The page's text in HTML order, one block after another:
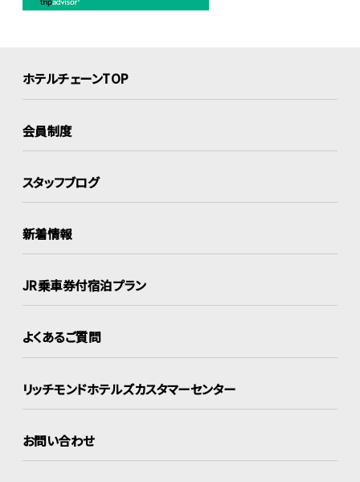
ホテルチェーンTOP
会員制度
スタッフブログ
新着情報
JR乗車券付宿泊プラン
よくあるご質問
リッチモンドホテルズカスタマーセンター
お問い合わせ